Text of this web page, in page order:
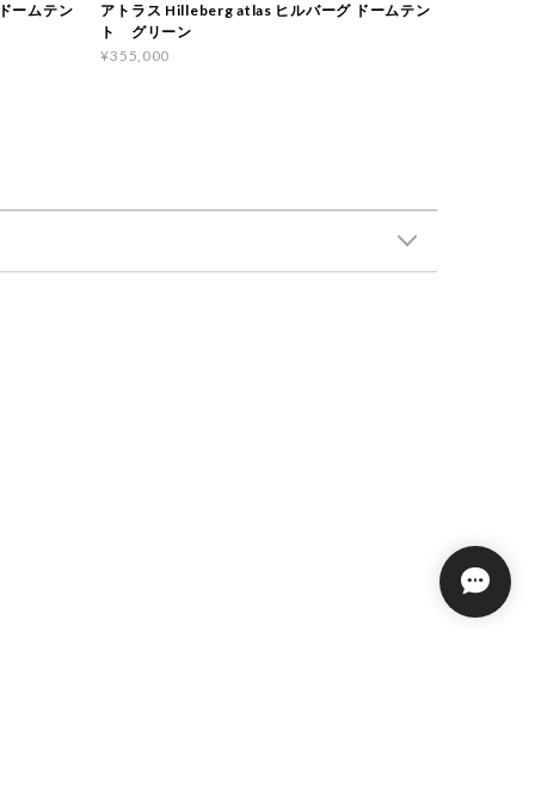
ームテン
アトラス Hilleberg atlas ヒルバーグ ドームテン
ト グリーン
¥355,000